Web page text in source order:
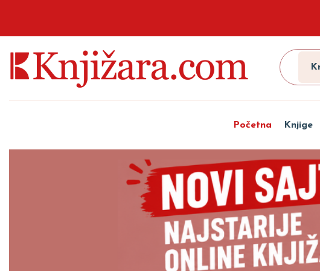
Početna Knjige